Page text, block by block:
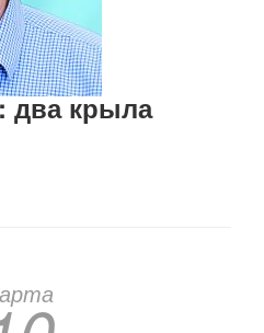
два крыла